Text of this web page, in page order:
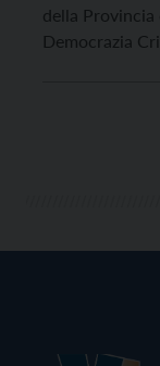
della Provincia
Democrazia